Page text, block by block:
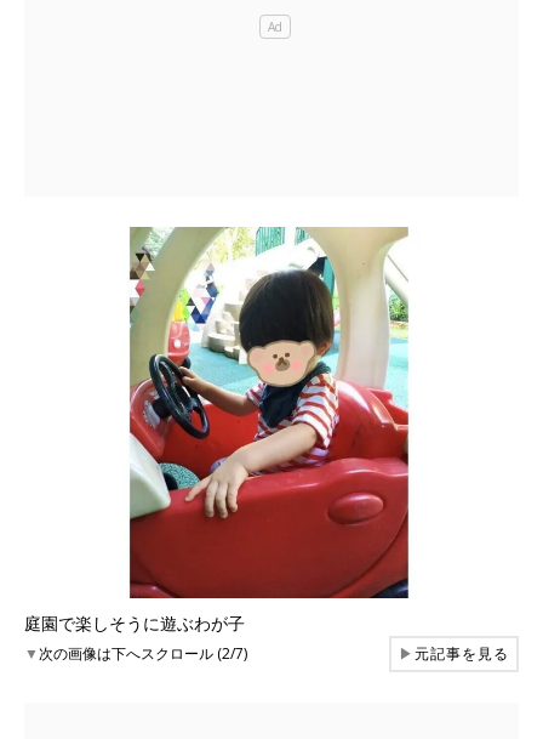
庭園で楽しそうに遊ぶわが子
▼次の画像は下へスクロール (2/7) ▶元記事を見る